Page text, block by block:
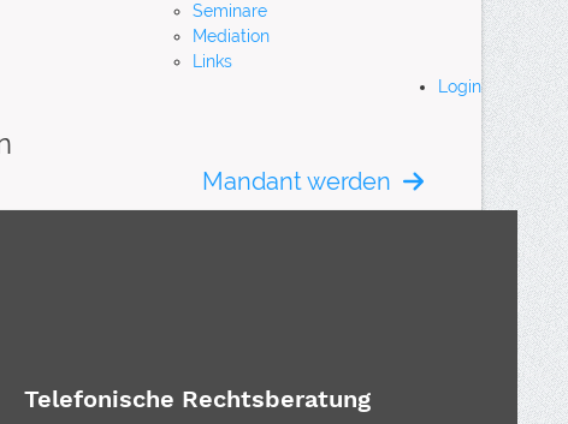
Seminare
Mediation
Links
Login
Mandant werden
Telefonische Rechtsberatung